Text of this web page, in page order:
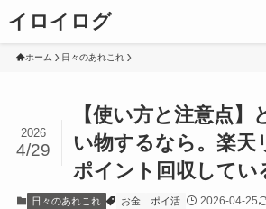
イロイログ
ホーム 日々のあれこれ
【使い方と注意点】
い物するなら。楽天
ポイント回収してい
2026
4/29
日々のあれこれ お金 ポイ活 2026-04-25